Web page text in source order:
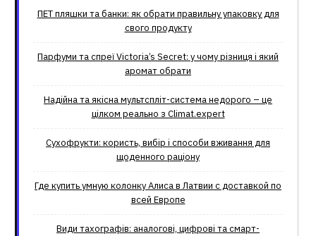
ПЕТ пляшки та банки: як обрати правильну упаковку для
свого продукту
Парфуми та спреї Victoria’s Secret: у чому різниця і який
аромат обрати
Надійна та якісна мультспліт-система недорого – це
цілком реально з Climat.еxpert
Сухофрукти: користь, вибір і способи вживання для
щоденного раціону
Где купить умную колонку Алиса в Латвии с доставкой по
всей Европе
Види тахографів: аналогові, цифрові та смарт-